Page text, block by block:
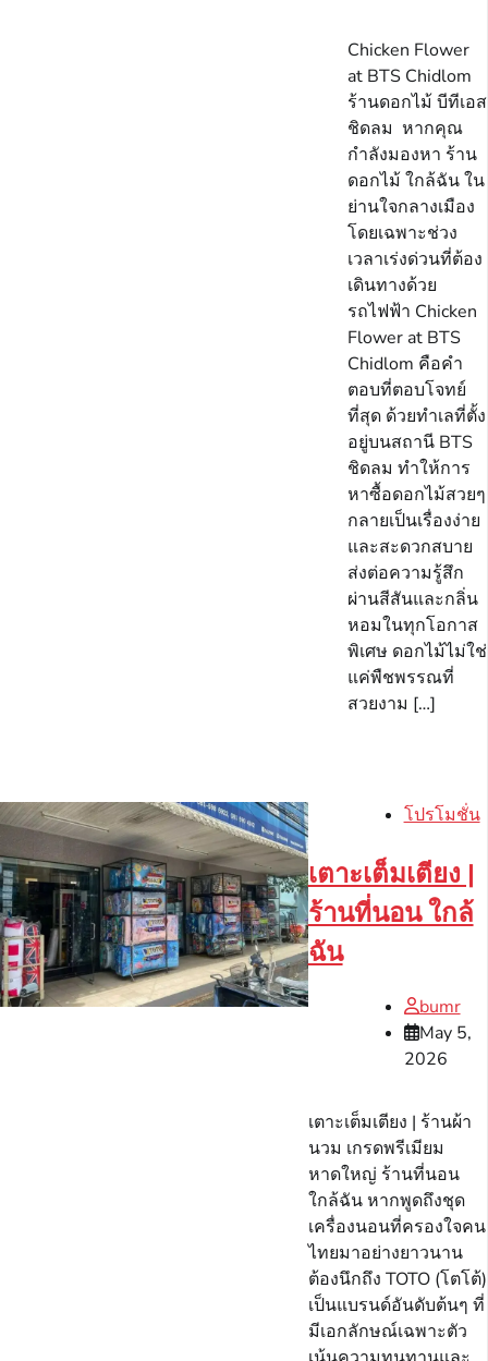
Chicken Flower
at BTS Chidlom
ร้านดอกไม้ บีทีเอส
ชิดลม หากคุณ
กำลังมองหา ร้าน
ดอกไม้ ใกล้ฉัน ใน
ย่านใจกลางเมือง
โดยเฉพาะช่วง
เวลาเร่งด่วนที่ต้อง
เดินทางด้วย
รถไฟฟ้า Chicken
Flower at BTS
Chidlom คือคำ
ตอบที่ตอบโจทย์
ที่สุด ด้วยทำเลที่ตั้ง
อยู่บนสถานี BTS
ชิดลม ทำให้การ
หาซื้อดอกไม้สวยๆ
กลายเป็นเรื่องง่าย
และสะดวกสบาย
ส่งต่อความรู้สึก
ผ่านสีสันและกลิ่น
หอมในทุกโอกาส
พิเศษ ดอกไม้ไม่ใช่
แค่พืชพรรณที่
สวยงาม […]
โปรโมชั่น
เตาะเต็มเตียง |
ร้านที่นอน ใกล้
ฉัน
bumr
May 5,
2026
เตาะเต็มเตียง | ร้านผ้า
นวม เกรดพรีเมียม
หาดใหญ่ ร้านที่นอน
ใกล้ฉัน หากพูดถึงชุด
เครื่องนอนที่ครองใจคน
ไทยมาอย่างยาวนาน
ต้องนึกถึง TOTO (โตโต้)
เป็นแบรนด์อันดับต้นๆ ที่
มีเอกลักษณ์เฉพาะตัว